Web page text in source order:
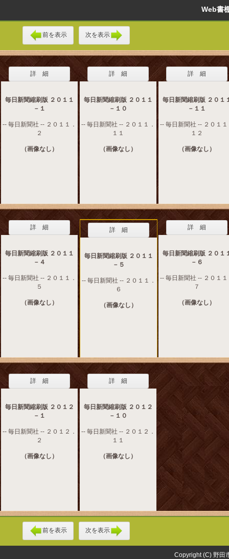
Web
前を表示 次を表示
詳 細
毎日新聞縮刷版 ２０１１
－１
-- 毎日新聞社 -- ２０１１．
２
（画像なし）
詳 細
毎日新聞縮刷版 ２０１１
－１０
-- 毎日新聞社 -- ２０１１．
１１
（画像なし）
詳 細
毎日新聞縮刷版 ２０１
－１１
-- 毎日新聞社 -- ２０１１
１２
（画像なし）
詳 細
毎日新聞縮刷版 ２０１１
－４
-- 毎日新聞社 -- ２０１１．
５
（画像なし）
詳 細
毎日新聞縮刷版 ２０１１
－５
-- 毎日新聞社 -- ２０１１．
６
（画像なし）
詳 細
毎日新聞縮刷版 ２０１
－６
-- 毎日新聞社 -- ２０１１
７
（画像なし）
詳 細
毎日新聞縮刷版 ２０１２
－１
-- 毎日新聞社 -- ２０１２．
２
（画像なし）
詳 細
毎日新聞縮刷版 ２０１２
－１０
-- 毎日新聞社 -- ２０１２．
１１
（画像なし）
前を表示 次を表示
Copyright (C) 野田